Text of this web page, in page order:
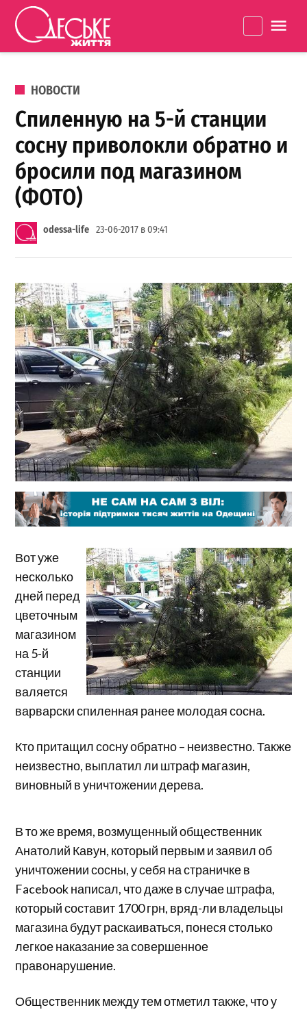
Перейти к содержанию
життя
ОПУБЛИКОВАНО В
НОВОСТИ
Спиленную на 5-й станции
сосну приволокли обратно и
бросили под магазином
(ФОТО)
odessa-life 23-06-2017 в 09:41
Вот уже
несколько
дней перед
цветочным
магазином
на 5-й
станции
валяется
варварски спиленная ранее молодая сосна.
Кто притащил сосну обратно – неизвестно. Также
неизвестно, выплатил ли штраф магазин,
виновный в уничтожении дерева.
В то же время, возмущенный общественник
Анатолий Кавун, который первым и заявил об
уничтожении сосны, у себя на страничке в
Facebook написал, что даже в случае штрафа,
который составит 1700 грн, вряд-ли владельцы
магазина будут раскаиваться, понеся столько
легкое наказание за совершенное
правонарушение.
Общественник между тем отметил также, что у